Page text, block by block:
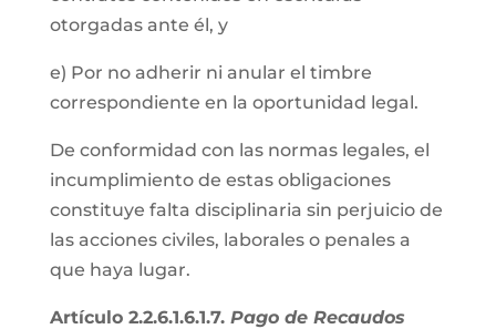
otorgadas ante él, y
e) Por no adherir ni anular el timbre
correspondiente en la oportunidad legal.
De conformidad con las normas legales, el
incumplimiento de estas obligaciones
constituye falta disciplinaria sin perjuicio de
las acciones civiles, laborales o penales a
que haya lugar.
Artículo 2.2.6.1.6.1.7. Pago de Recaudos